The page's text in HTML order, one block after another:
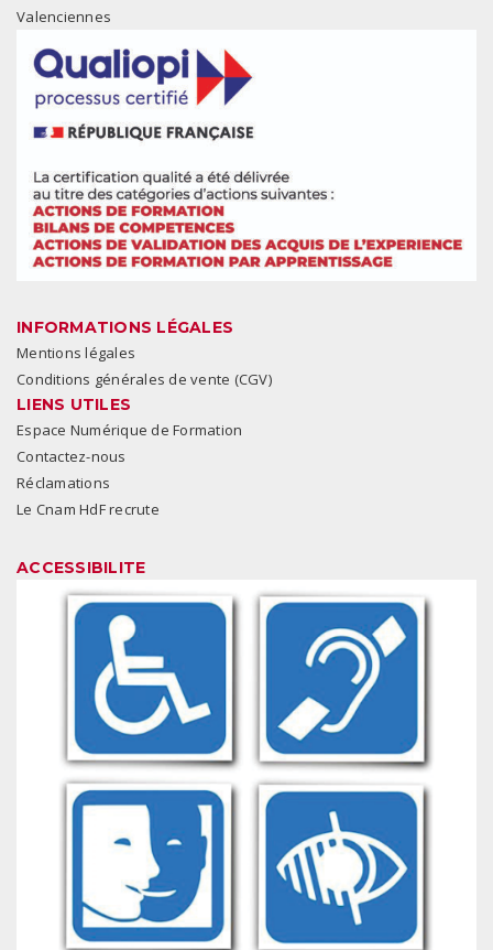
Valenciennes
INFORMATIONS LÉGALES
Mentions légales
Conditions générales de vente (CGV)
LIENS UTILES
Espace Numérique de Formation
Contactez-nous
Réclamations
Le Cnam HdF recrute
ACCESSIBILITE